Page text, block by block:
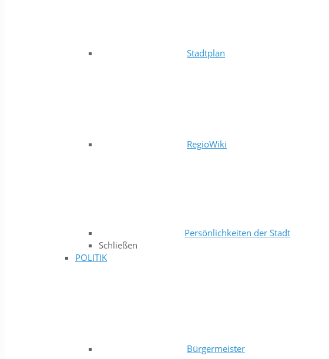
Stadtplan
RegioWiki
Persönlichkeiten der Stadt
Schließen
POLITIK
Bürgermeister